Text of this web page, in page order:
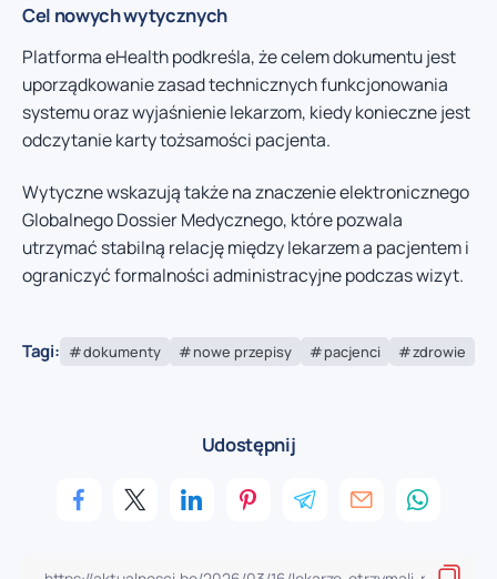
Cel nowych wytycznych
Platforma eHealth podkreśla, że celem dokumentu jest
uporządkowanie zasad technicznych funkcjonowania
systemu oraz wyjaśnienie lekarzom, kiedy konieczne jest
odczytanie karty tożsamości pacjenta.
Wytyczne wskazują także na znaczenie elektronicznego
Globalnego Dossier Medycznego, które pozwala
utrzymać stabilną relację między lekarzem a pacjentem i
ograniczyć formalności administracyjne podczas wizyt.
Tagi: dokumenty nowe przepisy pacjenci zdrowie
Udostępnij